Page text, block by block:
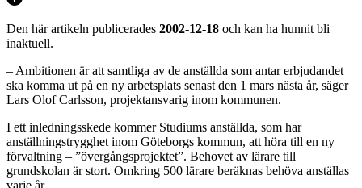
Den här artikeln publicerades 2002-12-18 och kan ha hunnit bli
inaktuell.
– Ambitionen är att samtliga av de anställda som antar erbjudandet
ska komma ut på en ny arbetsplats senast den 1 mars nästa år, säger
Lars Olof Carlsson, projektansvarig inom kommunen.
I ett inledningsskede kommer Studiums anställda, som har
anställningstrygghet inom Göteborgs kommun, att höra till en ny
förvaltning – ”övergångsprojektet”. Behovet av lärare till
grundskolan är stort. Omkring 500 lärare beräknas behöva anställas
varje år.